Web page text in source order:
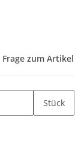
Frage zum Artikel
Stück